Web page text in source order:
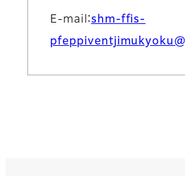
E-mail：shm-ffis-